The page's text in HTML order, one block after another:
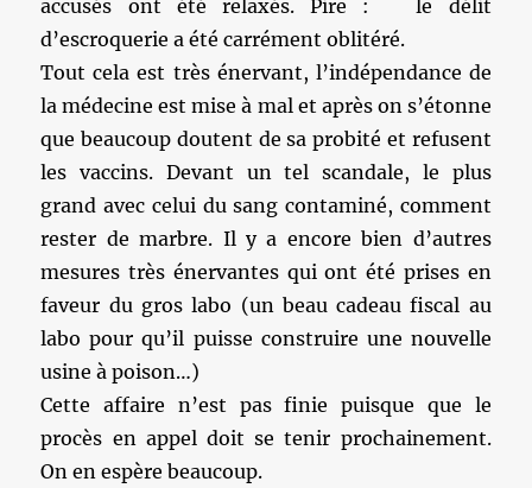
accusés ont été relaxés. Pire : le délit
d’escroquerie a été carrément oblitéré.
Tout cela est très énervant, l’indépendance de
la médecine est mise à mal et après on s’étonne
que beaucoup doutent de sa probité et refusent
les vaccins. Devant un tel scandale, le plus
grand avec celui du sang contaminé, comment
rester de marbre. Il y a encore bien d’autres
mesures très énervantes qui ont été prises en
faveur du gros labo (un beau cadeau fiscal au
labo pour qu’il puisse construire une nouvelle
usine à poison…)
Cette affaire n’est pas finie puisque que le
procès en appel doit se tenir prochainement.
On en espère beaucoup.